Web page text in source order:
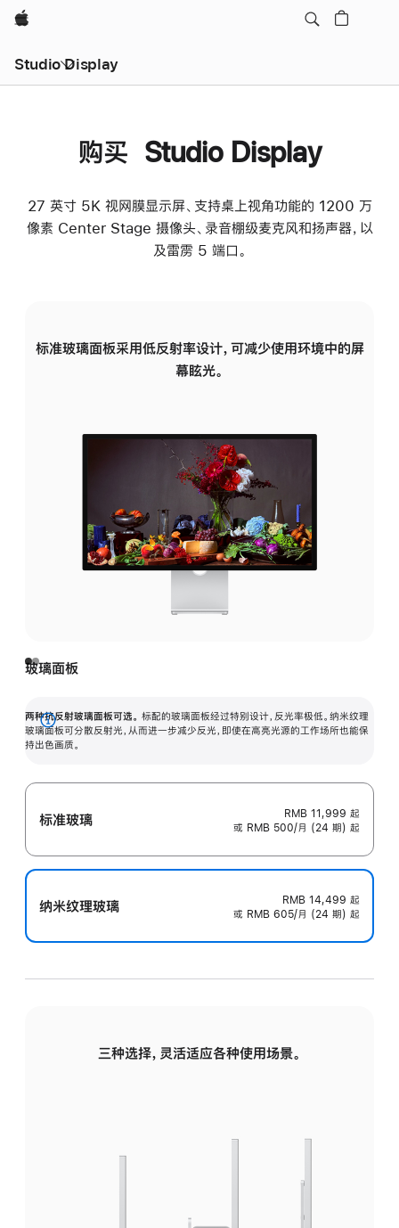
Apple
Studio Display
购买 Studio Display
27 英寸 5K 视网膜显示屏、支持桌上视角功能的 1200 万
像素 Center Stage 摄像头、录音棚级麦克风和扬声器，以
及雷雳 5 端口。
标准玻璃面板采用低反射率设计，可减少使用环境中的屏
幕眩光。
玻璃面板
两种抗反射玻璃面板可选。 标配的玻璃面板经过特别设计，反光率极低。纳米纹理
玻璃面板可分散反射光，从而进一步减少反光，即使在高亮光源的工作场所也能保
持出色画质。
展
开
标准玻璃 RMB 11,999 起
或 RMB 500/月 (24 期) 起
纳米纹理玻璃 RMB 14,499 起
或 RMB 605/月 (24 期) 起
三种选择，灵活适应各种使用场景。